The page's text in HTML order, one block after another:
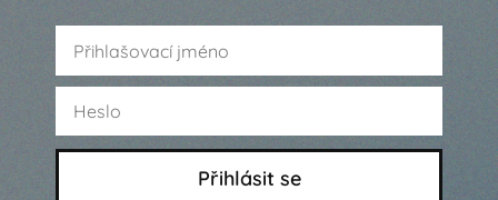
Přihlásit se